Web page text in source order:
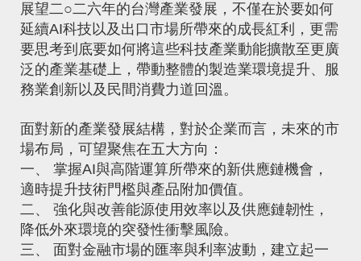
展望二○二六年的台灣產業發展，不僅在於要如何
延續AI科技以及出口市場所帶來的成長紅利，更需
要思考到底要如何將這些科技產業動能擴散至更廣
泛的產業基礎上，帶動整體的製造業環境提升、服
務業創新以及民間消費力道回溫。
面對新的產業發展結構，對於企業而言，未來的市
場布局，可望聚焦在五大方向：
一、 掌握AI與高階運算所帶來的新供應鏈機會，
適時提升技術門檻與產品附加價值。
二、 強化與改善能源使用效率以及供應鏈韌性，
降低外來環境的突發性衝擊風險。
三、 面對金融市場的匯率與利率波動，建立起一